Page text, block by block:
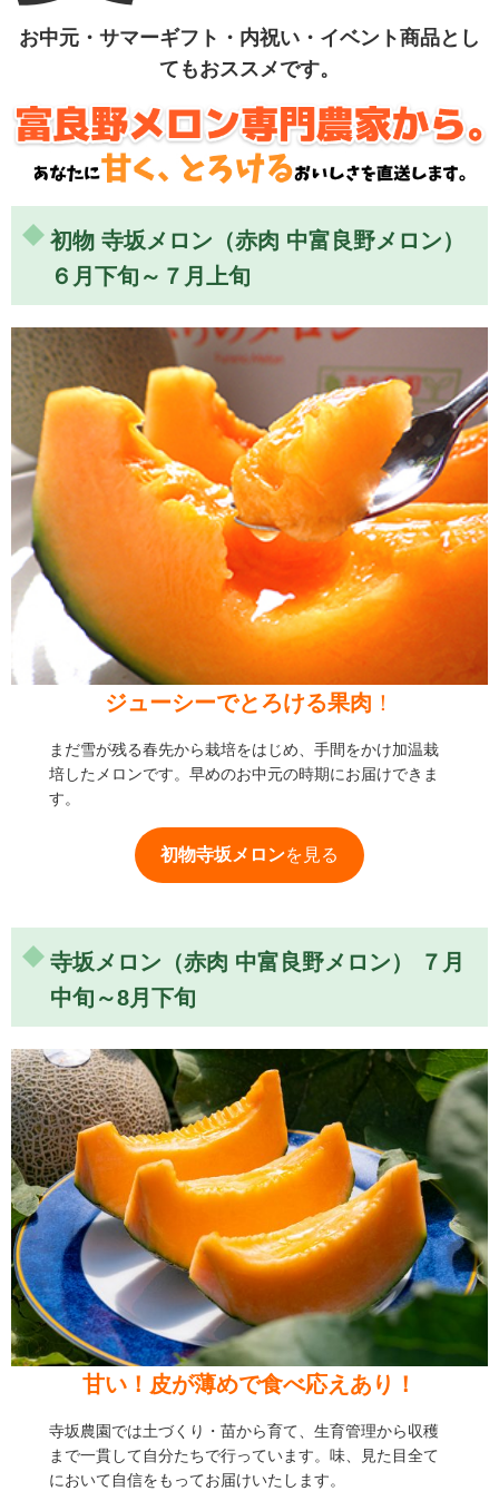
お中元・サマーギフト・内祝い・イベント商品とし
てもおススメです。
初物 寺坂メロン（赤肉 中富良野メロン）
６月下旬～７月上旬
ジューシーでとろける果肉 ！
まだ雪が残る春先から栽培をはじめ、手間をかけ加温栽
培したメロンです。早めのお中元の時期にお届けできま
す。
初物寺坂メロンを見る
寺坂メロン（赤肉 中富良野メロン） ７月
中旬～8月下旬
甘い！皮が薄めで食べ応えあり！
寺坂農園では土づくり・苗から育て、生育管理から収穫
まで一貫して自分たちで行っています。味、見た目全て
において自信をもってお届けいたします。